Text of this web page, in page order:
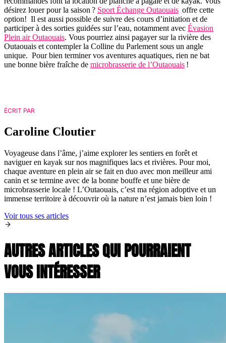
désirez louer pour la saison ? Sport Échange Outaouais offre cette
option! Il est aussi possible de suivre des cours d’initiation et de
participer à des sorties guidées sur l’eau, notamment avec Évasion
Plein air Outaouais. Vous pourriez ainsi pagayer sur la rivière des
Outaouais et contempler la Colline du Parlement sous un angle
unique. Pour bien terminer vos aventures aquatiques, rien ne bat
une bonne bière fraîche de microbrasserie de l’Outaouais !
ÉCRIT PAR
Caroline Cloutier
Voyageuse dans l’âme, j’aime explorer les sentiers en forêt et
naviguer en kayak sur nos magnifiques lacs et rivières. Pour moi,
chaque aventure en plein air se fait en duo avec mon meilleur ami
canin et se termine avec de la bonne bouffe et une bière de
microbrasserie locale ! L’Outaouais, c’est ma région adoptive et un
immense territoire à découvrir où la nature n’est jamais bien loin !
Voir tous ses articles
AUTRES ARTICLES QUI POURRAIENT
VOUS INTÉRESSER